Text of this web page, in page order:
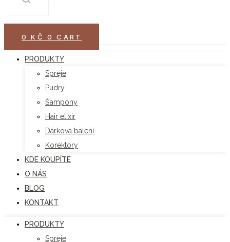
0KČ 0 CART
PRODUKTY
Spreje
Pudry
Šampony
Hair elixir
Dárková balení
Korektory
KDE KOUPÍTE
O NÁS
BLOG
KONTAKT
PRODUKTY
Spreje